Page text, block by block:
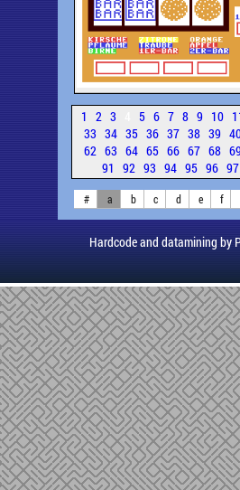
1 2 3 5 6 7 8 9 10
33 34 35 36 37 38 39
62 63 64 65 66 67 68
91 92 93 94 95 96
# a b c d e f
Hardcode and datamining by